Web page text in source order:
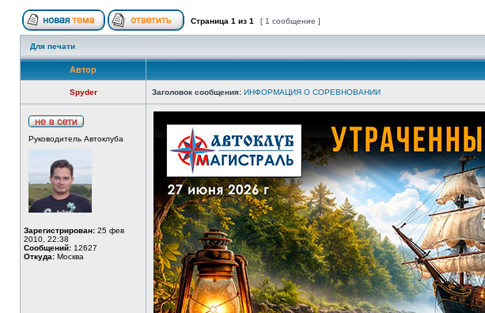
Страница 1 из 1 [ 1 сообщение ]
Для печати
Автор
Spyder Заголовок сообщения: ИНФОРМАЦИЯ О СОРЕВНОВАНИИ
Руководитель Автоклуба
Зарегистрирован: 25 фев
2010, 22:38
Сообщений: 12627
Откуда: Москва